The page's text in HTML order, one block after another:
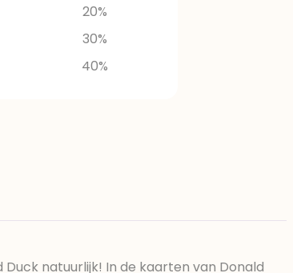
20%
30%
40%
natuurlijk! In de kaarten van Donald